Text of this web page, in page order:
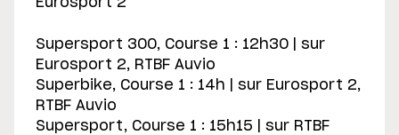
Eurosport 2
Supersport 300, Course 1 : 12h30 | sur
Eurosport 2, RTBF Auvio
Superbike, Course 1 : 14h | sur Eurosport 2,
RTBF Auvio
Supersport, Course 1 : 15h15 | sur RTBF